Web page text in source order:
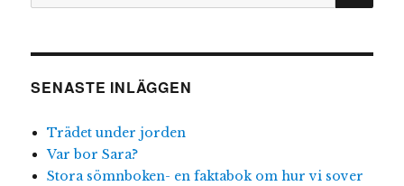
SENASTE INLÄGGEN
Trädet under jorden
Var bor Sara?
Stora sömnboken- en faktabok om hur vi sover